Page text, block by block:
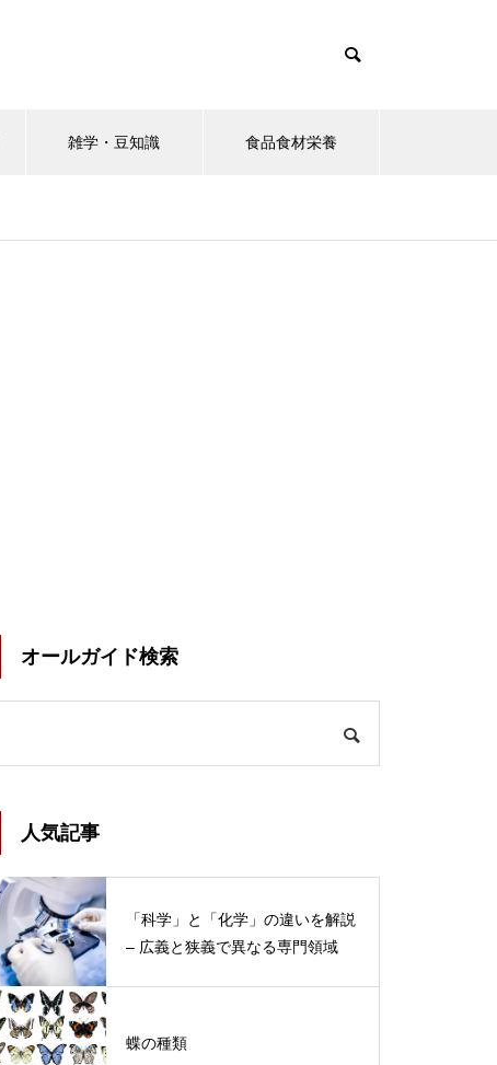
雑学・豆知識 食品食材栄養
オールガイド検索
人気記事
「科学」と「化学」の違いを解説
– 広義と狭義で異なる専門領域
蝶の種類